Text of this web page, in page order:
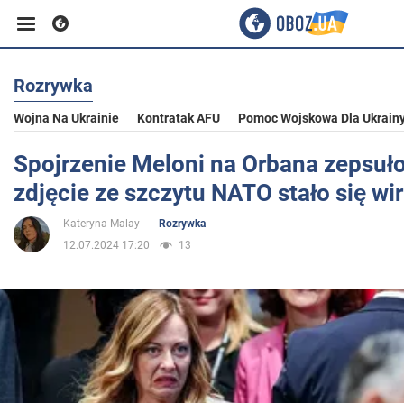
Biznes
Sport
Rozrywka
Polityka
Społeczeństwo
Rozrywka
Wojna Na Ukrainie Kontratak AFU Pomoc Wojskowa Dla
Spojrzenie Meloni na Orbana
zdjęcie ze szczytu NATO stało się
Kateryna Malay
Rozrywka
12.07.2024 17:20
13